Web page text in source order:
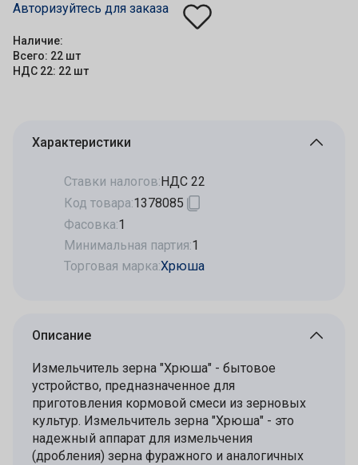
Авторизуйтесь для заказа
Наличие:
Всего: 22 шт
НДС 22: 22 шт
Характеристики
Ставки налогов:НДС 22
Код товара:1378085
Фасовка:1
Минимальная партия:1
Торговая марка:Хрюша
Описание
Измельчитель зерна "Хрюша" - бытовое
устройство, предназначенное для
приготовления кормовой смеси из зерновых
культур. Измельчитель зерна "Хрюша" - это
надежный аппарат для измельчения
(дробления) зерна фуражного и аналогичных